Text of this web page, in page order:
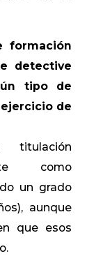
formación
detective
tipo de
de
titulación
como
un grado
aunque
que esos